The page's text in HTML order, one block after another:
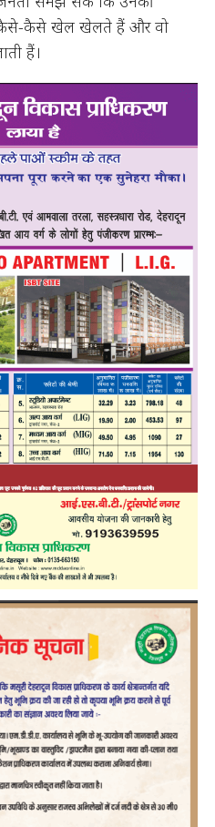
कैसे खेल खेलते हैं और वो
हैं।